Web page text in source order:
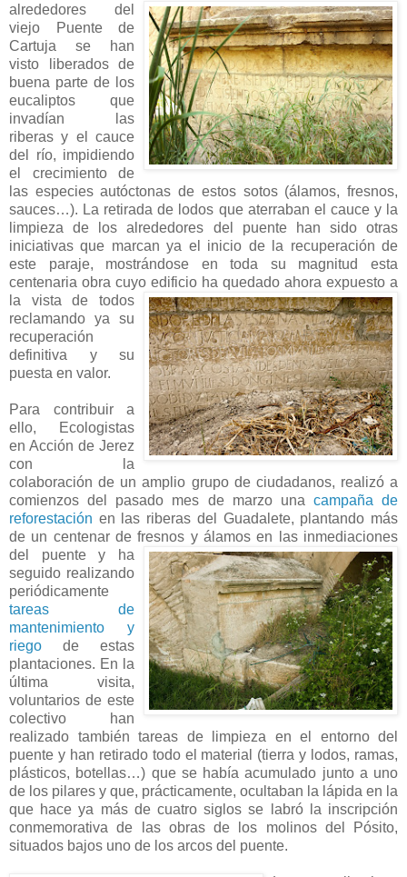
alrededores del
viejo Puente de
Cartuja se han
visto liberados de
buena parte de los
eucaliptos que
invadían las
riberas y el cauce
del río, impidiendo
el crecimiento de
las especies autóctonas de estos sotos (álamos, fresnos,
sauces…). La retirada de lodos que aterraban el cauce y la
limpieza de los alrededores del puente han sido otras
iniciativas que marcan ya el inicio de la recuperación de
este paraje, mostrándose en toda su magnitud esta
centenaria obra cuyo edificio ha quedado ahora expuesto a
la vista de todos
reclamando ya su
recuperación
definitiva y su
puesta en valor.
Para contribuir a
ello, Ecologistas
en Acción de Jerez
con la
colaboración de un amplio grupo de ciudadanos, realizó a
comienzos del pasado mes de marzo una campaña de
reforestación en las riberas del Guadalete, plantando más
de un centenar de fresnos y álamos en las inmediaciones
del puente y ha
seguido realizando
periódicamente
tareas de
mantenimiento y
riego de estas
plantaciones. En la
última visita,
voluntarios de este
colectivo han
realizado también tareas de limpieza en el entorno del
puente y han retirado todo el material (tierra y lodos, ramas,
plásticos, botellas…) que se había acumulado junto a uno
de los pilares y que, prácticamente, ocultaban la lápida en la
que hace ya más de cuatro siglos se labró la inscripción
conmemorativa de las obras de los molinos del Pósito,
situados bajos uno de los arcos del puente.